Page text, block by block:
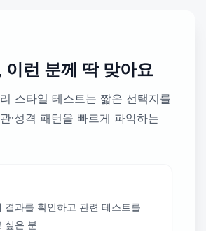
이런 분께 딱 맞아요
스타일 테스트는 짧은 선택지를
·성격 패턴을 빠르게 파악하는
결과를 확인하고 관련 테스트를
싶은 분